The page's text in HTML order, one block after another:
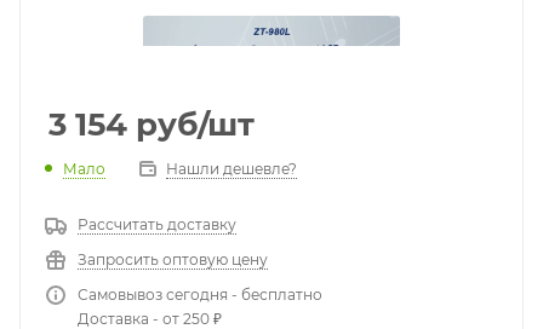
3 154 руб/шт
Мало Нашли дешевле?
Рассчитать доставку
Запросить оптовую цену
Самовывоз сегодня - бесплатно
Доставка - от 250 ₽